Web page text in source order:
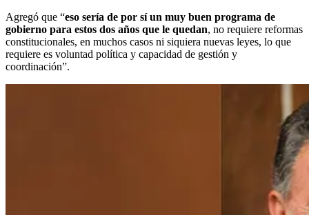
Agregó que “eso sería de por sí un muy buen programa de
gobierno para estos dos años que le quedan, no requiere reformas
constitucionales, en muchos casos ni siquiera nuevas leyes, lo que
requiere es voluntad política y capacidad de gestión y
coordinación”.